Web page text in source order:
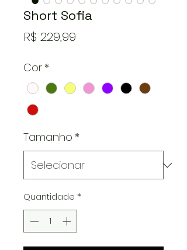
Short Sofia
R$ 229,99
Cor *
Tamanho *
Quantidade *